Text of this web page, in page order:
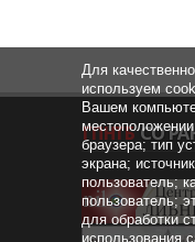
Для
используем
Вашем
браузера; тип
экрана;
пользователь;
пользователь;
для обработки
использования